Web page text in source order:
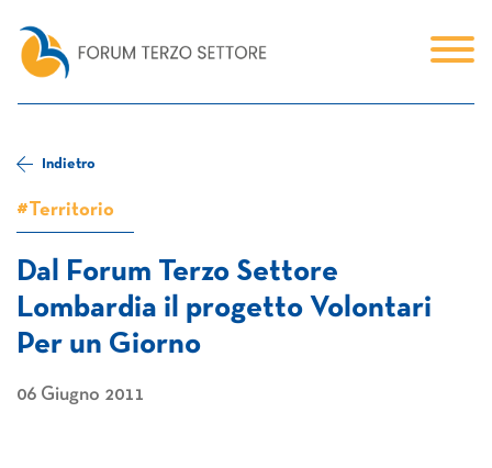
Indietro
#Territorio
Dal Forum Terzo Settore
Lombardia il progetto Volontari
Per un Giorno
06 Giugno 2011